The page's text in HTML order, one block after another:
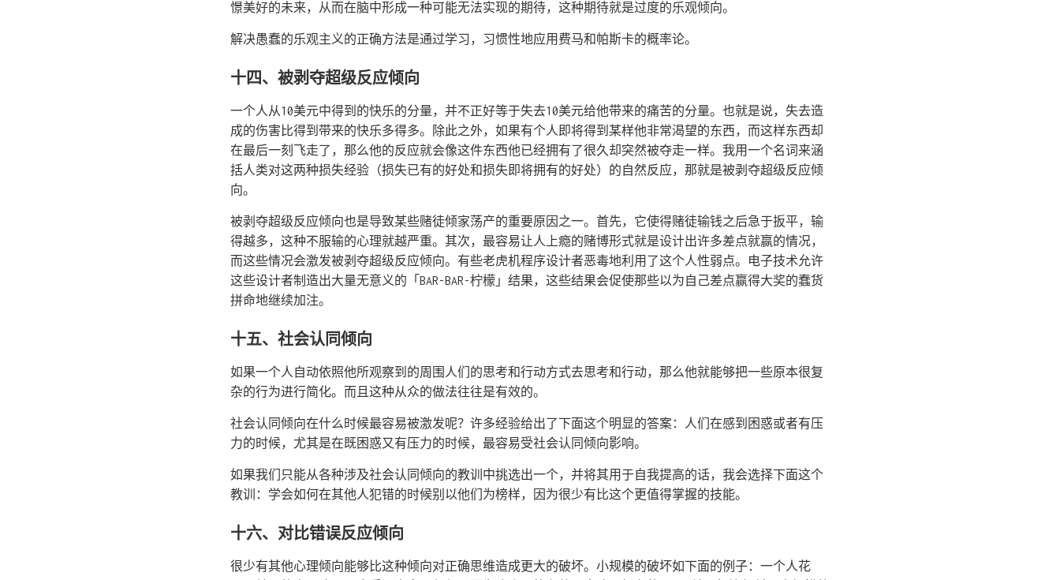
憬美好的未来，从而在脑中形成一种可能无法实现的期待，这种期待就是过度的乐观倾向。
解决愚蠢的乐观主义的正确方法是通过学习，习惯性地应用费马和帕斯卡的概率论。
十四、被剥夺超级反应倾向
一个人从10美元中得到的快乐的分量，并不正好等于失去10美元给他带来的痛苦的分量。也就是说，失去造
成的伤害比得到带来的快乐多得多。除此之外，如果有个人即将得到某样他非常渴望的东西，而这样东西却
在最后一刻飞走了，那么他的反应就会像这件东西他已经拥有了很久却突然被夺走一样。我用一个名词来涵
括人类对这两种损失经验（损失已有的好处和损失即将拥有的好处）的自然反应，那就是被剥夺超级反应倾
向。
被剥夺超级反应倾向也是导致某些赌徒倾家荡产的重要原因之一。首先，它使得赌徒输钱之后急于扳平，输
得越多，这种不服输的心理就越严重。其次，最容易让人上瘾的赌博形式就是设计出许多差点就赢的情况，
而这些情况会激发被剥夺超级反应倾向。有些老虎机程序设计者恶毒地利用了这个人性弱点。电子技术允许
这些设计者制造出大量无意义的「BAR-BAR-柠檬」结果，这些结果会促使那些以为自己差点赢得大奖的蠢货
拼命地继续加注。
十五、社会认同倾向
如果一个人自动依照他所观察到的周围人们的思考和行动方式去思考和行动，那么他就能够把一些原本很复
杂的行为进行简化。而且这种从众的做法往往是有效的。
社会认同倾向在什么时候最容易被激发呢？许多经验给出了下面这个明显的答案：人们在感到困惑或者有压
力的时候，尤其是在既困惑又有压力的时候，最容易受社会认同倾向影响。
如果我们只能从各种涉及社会认同倾向的教训中挑选出一个，并将其用于自我提高的话，我会选择下面这个
教训：学会如何在其他人犯错的时候别以他们为榜样，因为很少有比这个更值得掌握的技能。
十六、对比错误反应倾向
很少有其他心理倾向能够比这种倾向对正确思维造成更大的破坏。小规模的破坏如下面的例子：一个人花